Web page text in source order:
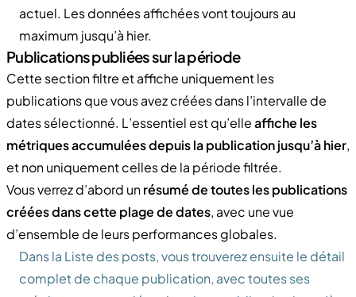
actuel. Les données affichées vont toujours au
maximum jusqu’à hier.
Publications publiées sur la période
Cette section filtre et affiche uniquement les
publications que vous avez créées dans l’intervalle de
dates sélectionné. L’essentiel est qu’elleaffiche les
métriques accumulées depuis la publication jusqu’à hier,
et non uniquement celles de la période filtrée.
Vous verrez d’abord unrésumé de toutes les publications
créées dans cette plage de dates, avec une vue
d’ensemble de leurs performances globales.
Dans la Liste des posts, vous trouverez ensuite le détail
complet de chaque publication, avec toutes ses